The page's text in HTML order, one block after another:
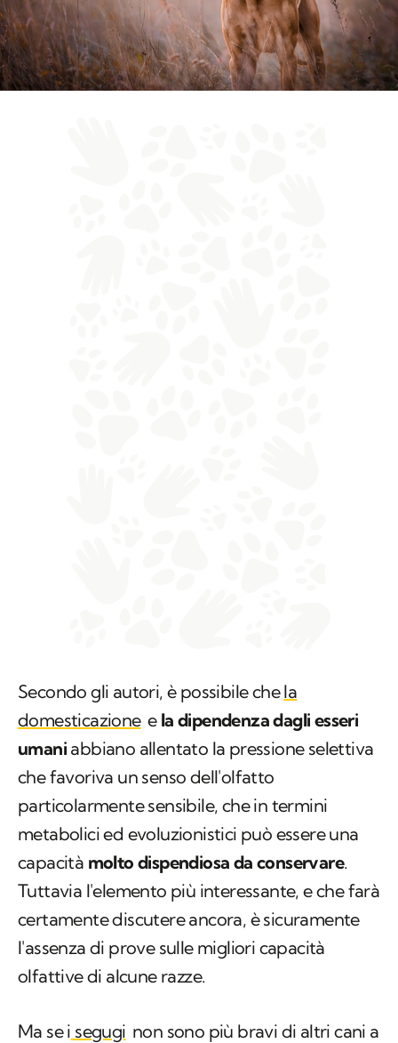
Secondo gli autori, è possibile chela
domesticazione e la dipendenza dagli esseri
umani abbiano allentato la pressione selettiva
che favoriva un senso dell'olfatto
particolarmente sensibile, che in termini
metabolici ed evoluzionistici può essere una
capacità molto dispendiosa da conservare.
Tuttavia l'elemento più interessante, e che farà
certamente discutere ancora, è sicuramente
l'assenza di prove sulle migliori capacità
olfattive di alcune razze.
Ma se i segugi non sono più bravi di altri cani a